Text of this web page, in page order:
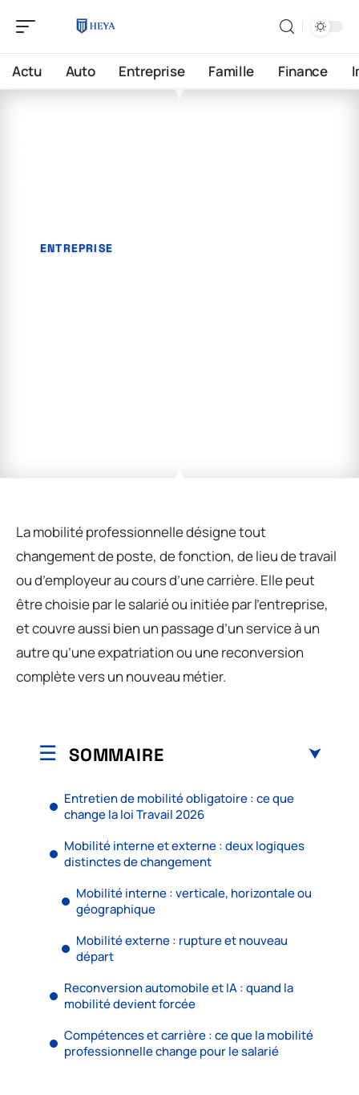
Actu Auto Entreprise Famille Finance
ENTREPRISE
La mobilité professionnelle désigne tout
changement de poste, de fonction, de lieu de travail
ou d’employeur au cours d’une carrière. Elle peut
être choisie par le salarié ou initiée par l’entreprise,
et couvre aussi bien un passage d’un service à un
autre qu’une expatriation ou une reconversion
complète vers un nouveau métier.
SOMMAIRE
Entretien de mobilité obligatoire : ce que
change la loi Travail 2026
Mobilité interne et externe : deux logiques
distinctes de changement
Mobilité interne : verticale, horizontale ou
géographique
Mobilité externe : rupture et nouveau
départ
Reconversion automobile et IA : quand la
mobilité devient forcée
Compétences et carrière : ce que la mobilité
professionnelle change pour le salarié